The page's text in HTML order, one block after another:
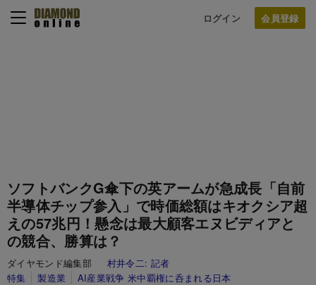
ログイン
ソフトバンクG傘下の英アームが急成長「自前
半導体チップ参入」で時価総額はキオクシア超
えの57兆円！懸念は最大顧客エヌビディアと
の競合、勝算は？
ダイヤモンド編集部 村井令二: 記者
特集
製造業
AI産業戦争 米中覇権に呑まれる日本